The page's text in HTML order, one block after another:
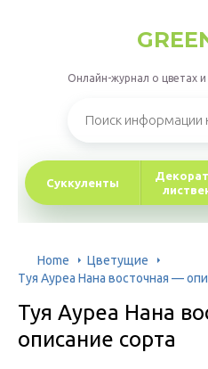
Онлайн-журнал о цветах
Суккуленты
Home
Цветущие
Туя Ауреа Нана восточная —
Туя Ауреа Нана
описание сорта